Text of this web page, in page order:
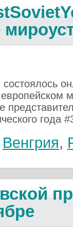
состоялось
года
Венгрия,